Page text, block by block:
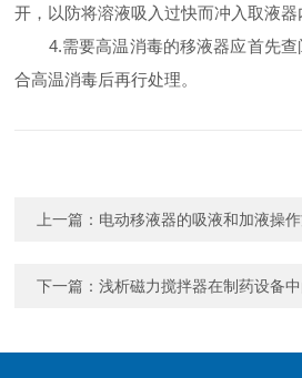
开，以防将溶液吸入过快而冲入取液器
4.需要高温消毒的移液器应首先查
合高温消毒后再行处理。
上一篇： 电动移液器的吸液和加液操
下一篇：浅析磁力搅拌器在制药设备